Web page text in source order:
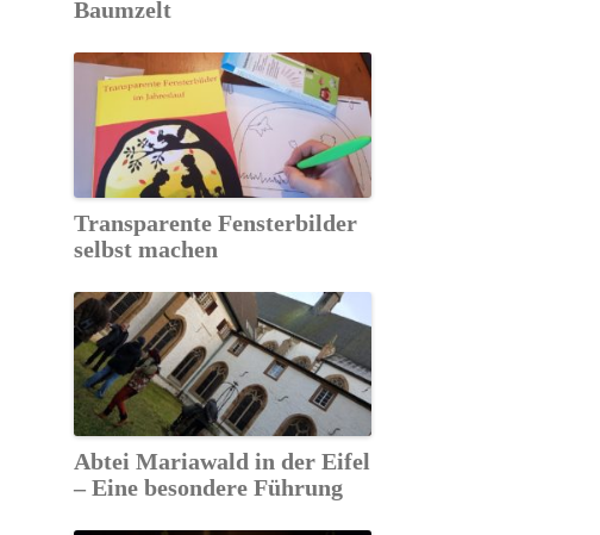
Baumzelt
Transparente Fensterbilder
selbst machen
Abtei Mariawald in der Eifel
– Eine besondere Führung